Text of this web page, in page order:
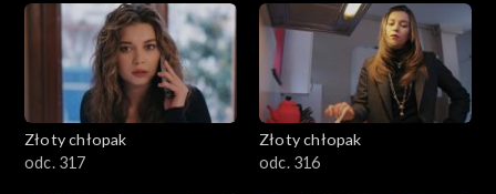
Złoty chłopak
odc. 317
Złoty chłopak
odc. 316